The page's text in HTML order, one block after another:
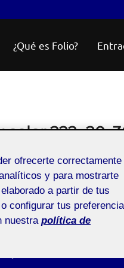
¿Qué es Folio?
ofrecerte correctamente
y para mostrarte
a partir de tus
configurar tus
nuestra política de